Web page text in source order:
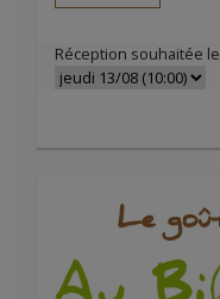
Réception souhaitée le